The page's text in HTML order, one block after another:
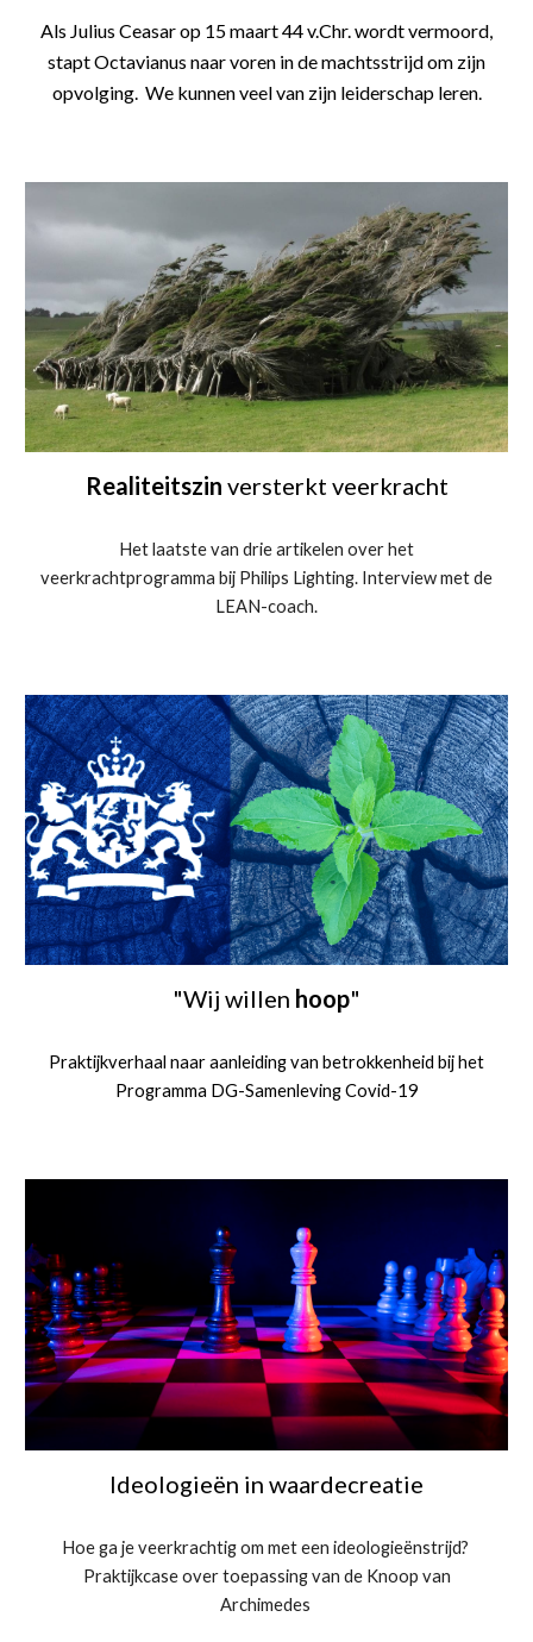
Als Julius Ceasar op 15 maart 44 v.Chr. wordt vermoord,
stapt Octavianus naar voren in de machtsstrijd om zijn
opvolging. We kunnen veel van zijn leiderschap leren.
Realiteitszin versterkt veerkracht
Het laatste van drie artikelen over het
veerkrachtprogramma bij Philips Lighting. Interview met de
LEAN-coach.
"Wij willen hoop"
Praktijkverhaal naar aanleiding van betrokkenheid bij het
Programma DG-Samenleving Covid-19
Ideologieën in waardecreatie
Hoe ga je veerkrachtig om met een ideologieënstrijd?
Praktijkcase over toepassing van de Knoop van
Archimedes